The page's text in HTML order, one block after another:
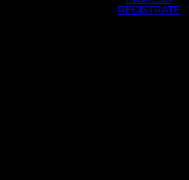
REGISTRATE